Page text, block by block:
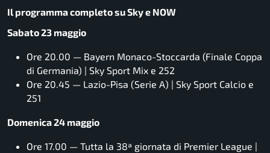
Il programma completo su Sky e NOW
Sabato 23 maggio
Ore 20.00 — Bayern Monaco-Stoccarda (Finale Coppa
di Germania) | Sky Sport Mix e 252
Ore 20.45 — Lazio-Pisa (Serie A) | Sky Sport Calcio e
251
Domenica 24 maggio
Ore 17.00 — Tutta la 38ª giornata di Premier League |